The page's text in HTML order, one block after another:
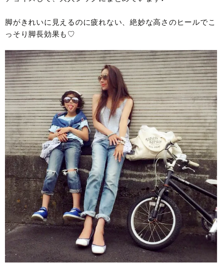
脚がきれいに見えるのに疲れない、絶妙な高さのヒールでこ
っそり脚長効果も♡